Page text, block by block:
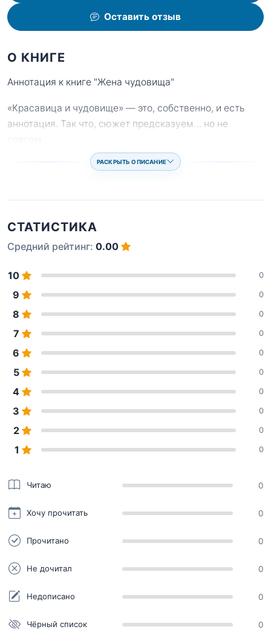
Оставить отзыв
О КНИГЕ
Аннотация к книге "Жена чудовища"
«Красавица и чудовище» — это, собственно, и есть
аннотация. Так что, сюжет предсказуем… но не
РАСКРЫТЬ ОПИСАНИЕ
СТАТИСТИКА
Средний рейтинг: 0.00
10 0
9 0
8 0
7 0
6 0
5 0
4 0
3 0
2 0
1 0
Читаю 0
Хочу прочитать 0
Прочитано 0
Не дочитал 0
Недописано 0
Чёрный список 0